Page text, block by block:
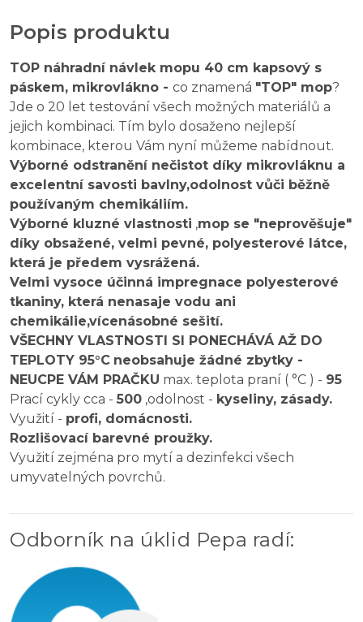
Popis produktu
TOP náhradní návlek mopu 40 cm kapsový s
páskem, mikrovlákno - co znamená "TOP" mop?
Jde o 20 let testování všech možných materiálů a
jejich kombinaci. Tím bylo dosaženo nejlepší
kombinace, kterou Vám nyní můžeme nabídnout.
Výborné odstranění nečistot díky mikrovláknu a
excelentní savosti bavlny,odolnost vůči běžně
používaným chemikáliím.
Výborné kluzné vlastnosti ,mop se "neprověšuje"
díky obsažené, velmi pevné, polyesterové látce,
která je předem vysrážená.
Velmi vysoce účinná impregnace polyesterové
tkaniny, která nenasaje vodu ani
chemikálie,vícenásobné sešití.
VŠECHNY VLASTNOSTI SI PONECHÁVÁ AŽ DO
TEPLOTY 95°C neobsahuje žádné zbytky -
NEUCPE VÁM PRAČKU max. teplota praní ( °C ) - 95
Prací cykly cca - 500 ,odolnost - kyseliny, zásady.
Využití - profi, domácnosti.
Rozlišovací barevné proužky.
Využití zejména pro mytí a dezinfekci všech
umyvatelných povrchů.
Odborník na úklid Pepa radí: